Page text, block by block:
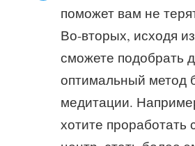
поможет вам не
Во-вторых, исходя
сможете подобрать
оптимальный метод
медитации.
хотите проработать